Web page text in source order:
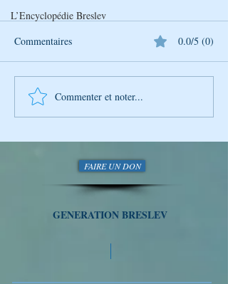
L’Encyclopédie Breslev
Découverte Hebdomadaire
de la Sagesse de Rabbi
Commentaires 0.0/5 (0)
Commenter et noter...
FAIRE UN DON
GENERATION BRESLEV